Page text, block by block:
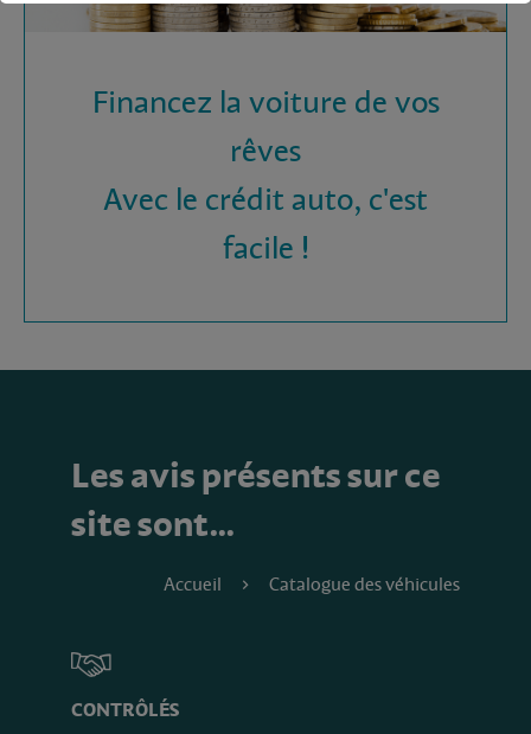
Financez la voiture de vos
rêves
Avec le crédit auto, c'est
facile !
Les avis présents sur ce
site sont…
Accueil Catalogue des véhicules
CONTRÔLÉS